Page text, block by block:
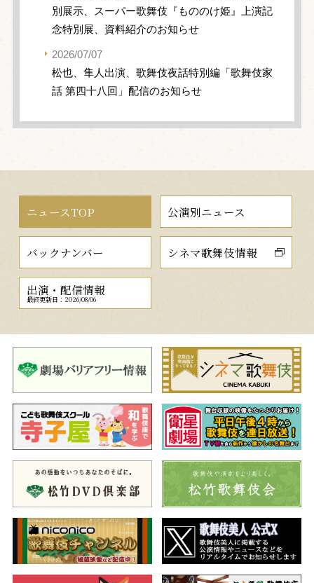
別展示、スーパー歌舞伎『もののけ姫』上演記
念特別展、資料紹介のお知らせ
2026/07/07
松也、隼人出演、歌舞伎夜話特別編「歌舞伎家
話 第四十八回」配信のお知らせ
ニュースTOP 公演別ニュース
バックナンバー シネマ歌舞伎情報
出演・配信情報
最終更新日：2026/08/06